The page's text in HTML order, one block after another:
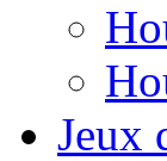
Jeux